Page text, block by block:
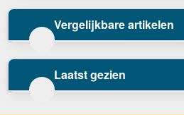
Vergelijkbare artikelen
Laatst gezien